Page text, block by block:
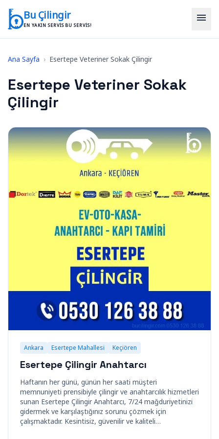
Bu Çilingir
EN YAKIN SERVIS BU SERVIS!
menu
Ana Sayfa › Esertepe Veteriner Sokak Çilingir
Esertepe Veteriner Sokak
Çilingir
Ankara Esertepe Mahallesi Keçiören
Esertepe Çilingir Anahtarcı
Haftanın her günü, günün her saati müşteri
memnuniyeti prensibiyle çilingir ve anahtarcılık hizmetleri
sunan Esertepe Çilingir Anahtarcı, 7/24 mağduriyetinizi
gidermek ve karşılaştığınız sorunu çözmek için
çalışmaktadır. Kesintisiz, güvenilir ve kaliteli…